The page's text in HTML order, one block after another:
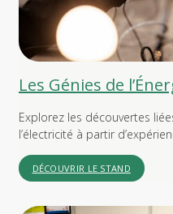
Les Génies de
Explorez les découvertes
l’électricité à partir
DÉCOUVRIR LE STAND